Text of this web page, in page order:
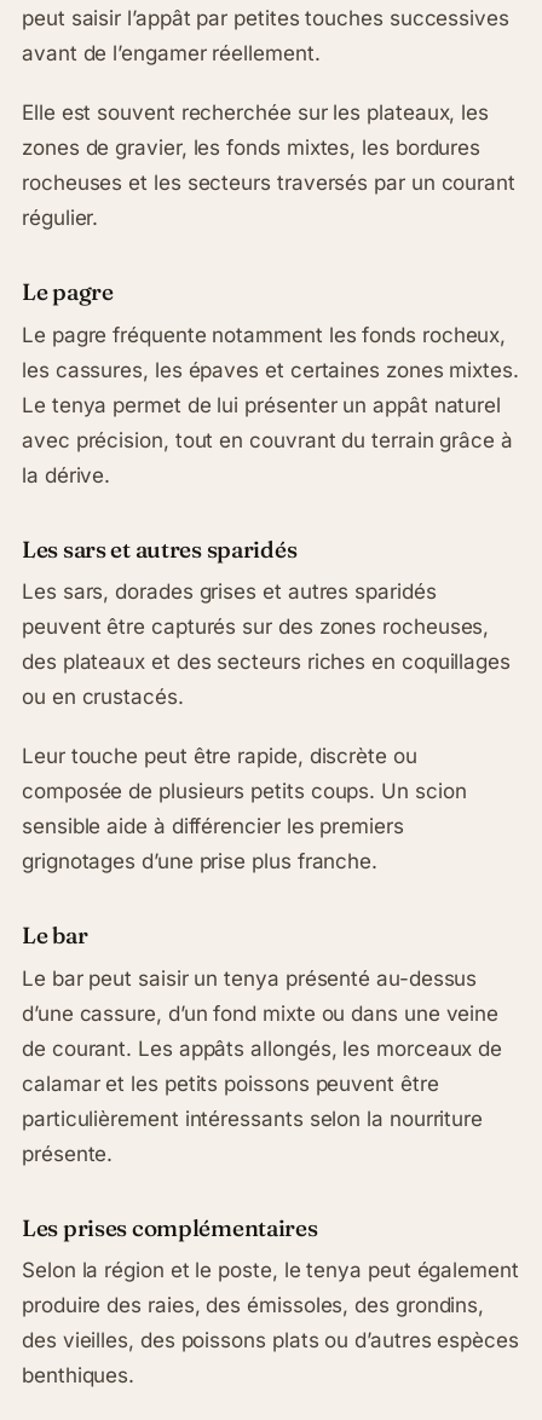
peut saisir l’appât par petites touches successives
avant de l’engamer réellement.
Elle est souvent recherchée sur les plateaux, les
zones de gravier, les fonds mixtes, les bordures
rocheuses et les secteurs traversés par un courant
régulier.
Le pagre
Le pagre fréquente notamment les fonds rocheux,
les cassures, les épaves et certaines zones mixtes.
Le tenya permet de lui présenter un appât naturel
avec précision, tout en couvrant du terrain grâce à
la dérive.
Les sars et autres sparidés
Les sars, dorades grises et autres sparidés
peuvent être capturés sur des zones rocheuses,
des plateaux et des secteurs riches en coquillages
ou en crustacés.
Leur touche peut être rapide, discrète ou
composée de plusieurs petits coups. Un scion
sensible aide à différencier les premiers
grignotages d’une prise plus franche.
Le bar
Le bar peut saisir un tenya présenté au-dessus
d’une cassure, d’un fond mixte ou dans une veine
de courant. Les appâts allongés, les morceaux de
calamar et les petits poissons peuvent être
particulièrement intéressants selon la nourriture
présente.
Les prises complémentaires
Selon la région et le poste, le tenya peut également
produire des raies, des émissoles, des grondins,
des vieilles, des poissons plats ou d’autres espèces
benthiques.